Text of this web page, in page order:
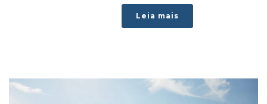
Leia mais